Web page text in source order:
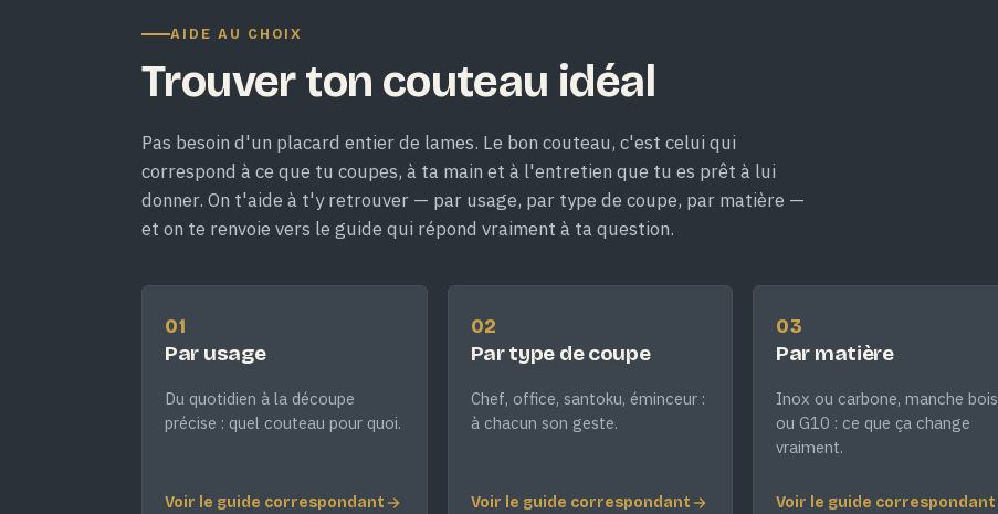
AIDE AU CHOIX
Trouver ton couteau idéal
Pas besoin d'un placard entier de lames. Le bon couteau, c'est celui qui
correspond à ce que tu coupes, à ta main et à l'entretien que tu es prêt à lui
donner. On t'aide à t'y retrouver — par usage, par type de coupe, par matière —
et on te renvoie vers le guide qui répond vraiment à ta question.
01
Par usage
Du quotidien à la découpe
précise : quel couteau pour quoi.
Voir le guide correspondant
02
Par type de coupe
Chef, office, santoku, éminceur :
à chacun son geste.
Voir le guide correspondant
03
Par matière
Inox ou carbone, manche bois
ou G10 : ce que ça change
vraiment.
Voir le guide correspondant